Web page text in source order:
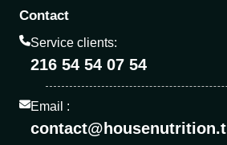
Contact
Service clients:
216 54 54 07 54
Email :